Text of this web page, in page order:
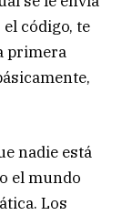
código, te
primera
nadie está
el mundo
Los